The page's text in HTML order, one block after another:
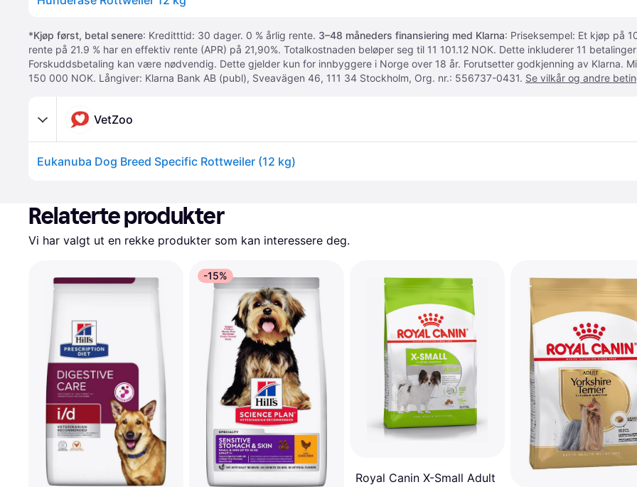
*Kjøp først, betal senere: Kreditttid: 30 dager. 0 % årlig rente. 3–48 måneders finansiering med Klarna: Priseksempel: Et kjøp på
rente på 21.9 % har en effektiv rente (APR) på 21,90%. Totalkostnaden beløper seg til 11 101.12 NOK. Dette inkluderer 11
Forskuddsbetaling kan være nødvendig. Dette gjelder kun for innbyggere i Norge over 18 år. Forutsetter godkjenning av Klarna.
150 000 NOK. Långiver: Klarna Bank AB (publ), Sveavägen 46, 111 34 Stockholm, Org. nr.: 556737-0431. Se vilkår og andre
VetZoo
Eukanuba Dog Breed Specific Rottweiler (12 kg)
Relaterte produkter
Vi har valgt ut en rekke produkter som kan interessere deg.
-15%
Royal Canin X-Small Adult